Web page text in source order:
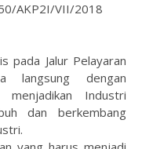
AKP2I/VII/2018
pada Jalur Pelayaran
langsung dengan
menjadikan Industri
dan berkembang